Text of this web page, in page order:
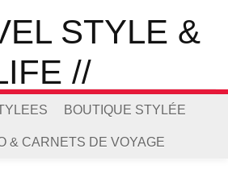
BOUTIQUE STYLÉE
& CARNETS DE VOYAGE